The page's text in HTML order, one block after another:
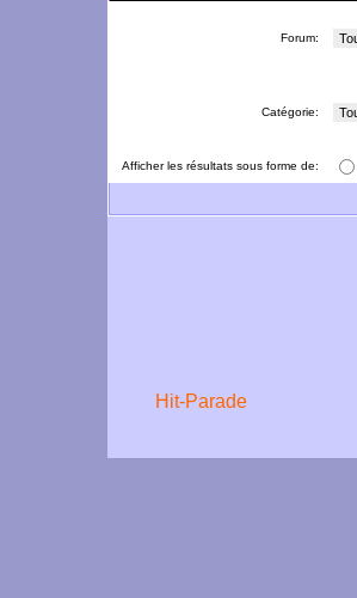
Forum:
Catégorie:
Afficher les résultats sous forme de: